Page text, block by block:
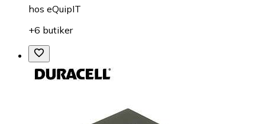
hos eQuipIT
+6 butiker